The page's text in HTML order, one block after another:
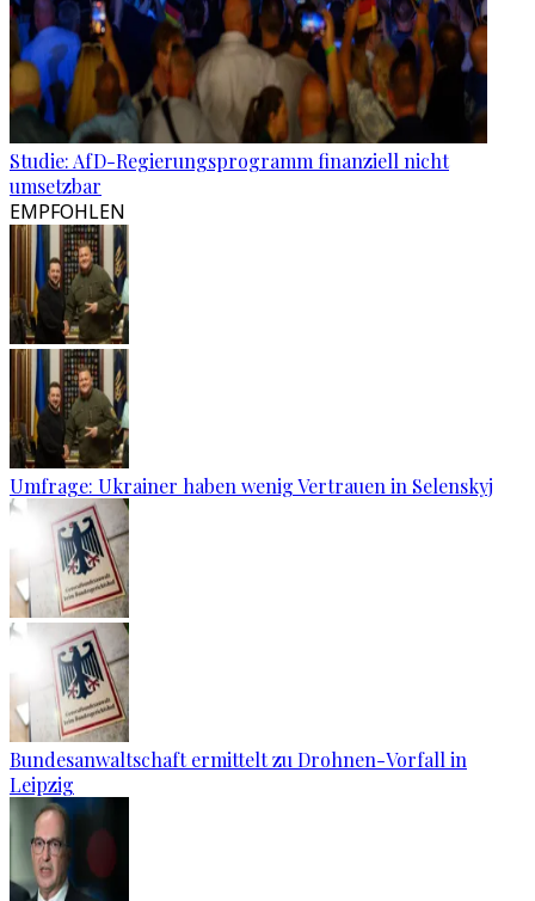
Studie: AfD-Regierungsprogramm finanziell nicht
umsetzbar
EMPFOHLEN
Umfrage: Ukrainer haben wenig Vertrauen in Selenskyj
Bundesanwaltschaft ermittelt zu Drohnen-Vorfall in
Leipzig